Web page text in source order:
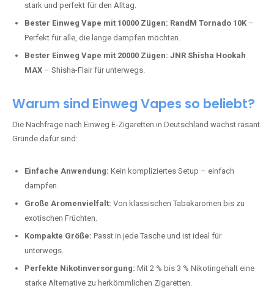
stark und perfekt für den Alltag.
Bester Einweg Vape mit 10000 Zügen: RandM Tornado 10K –
Perfekt für alle, die lange dampfen möchten.
Bester Einweg Vape mit 20000 Zügen: JNR Shisha Hookah
MAX – Shisha-Flair für unterwegs.
Warum sind Einweg Vapes so beliebt?
Die Nachfrage nach Einweg E-Zigaretten in Deutschland wächst rasant.
Gründe dafür sind:
Einfache Anwendung: Kein kompliziertes Setup – einfach
dampfen.
Große Aromenvielfalt: Von klassischen Tabakaromen bis zu
exotischen Früchten.
Kompakte Größe: Passt in jede Tasche und ist ideal für
unterwegs.
Perfekte Nikotinversorgung: Mit 2 % bis 3 % Nikotingehalt eine
starke Alternative zu herkömmlichen Zigaretten.